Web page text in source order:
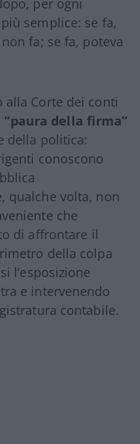
per ogni
semplice: se fa,
fa; se fa, poteva
alla Corte dei conti
“paura della firma”
della politica:
conoscono
qualche volta, non
che
di affrontare il
della colpa
l’esposizione
e intervenendo
contabile.